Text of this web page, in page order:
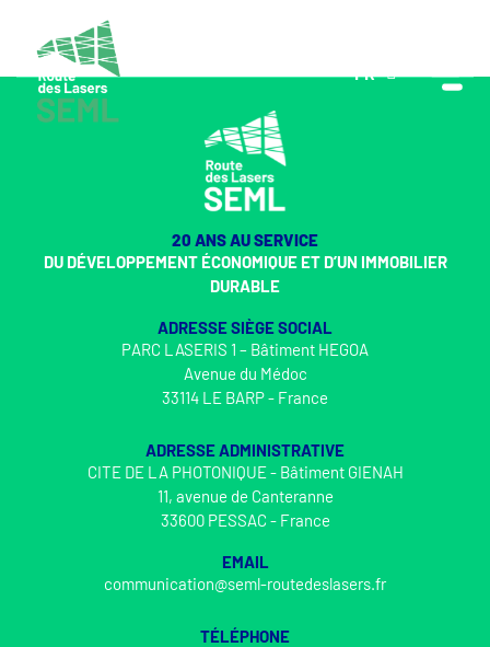
FR
EN
20 ANS AU SERVICE
DU DÉVELOPPEMENT ÉCONOMIQUE ET D’UN IMMOBILIER
DURABLE
ADRESSE SIÈGE SOCIAL
PARC LASERIS 1 – Bâtiment HEGOA
Avenue du Médoc
33114 LE BARP - France
ADRESSE ADMINISTRATIVE
CITE DE LA PHOTONIQUE - Bâtiment GIENAH
11, avenue de Canteranne
33600 PESSAC - France
EMAIL
communication@seml-routedeslasers.fr
TÉLÉPHONE